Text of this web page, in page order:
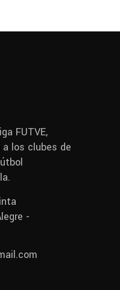
FUTVE,
los clubes de
-